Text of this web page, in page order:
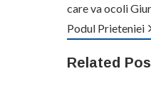
care va ocoli
Podul Prieteniei
Related